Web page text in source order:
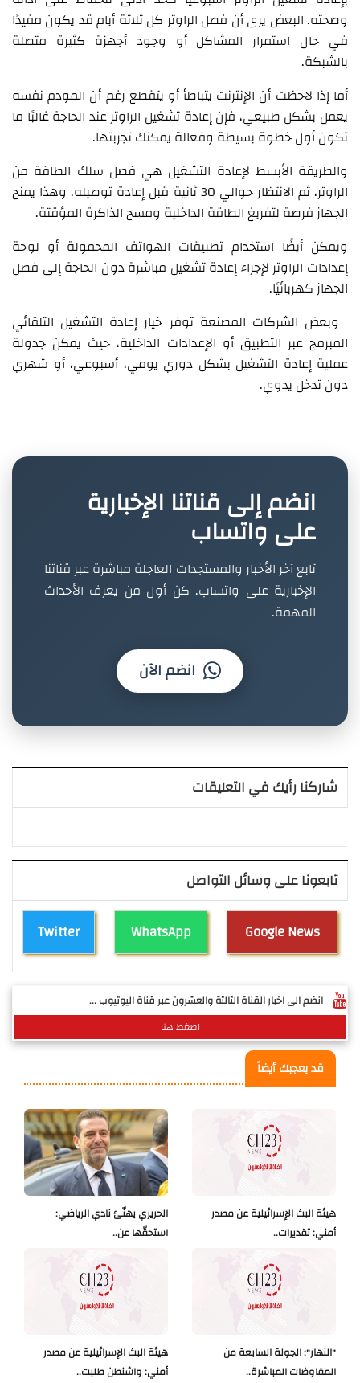
وصحته. البعض يرى أن فصل الراوتر كل ثلاثة أيام قد يكون مفيدًا
في حال استمرار المشاكل أو وجود أجهزة كثيرة متصلة
بالشبكة.
أما إذا لاحظت أن الإنترنت يتباطأ أو يتقطع رغم أن المودم نفسه
يعمل بشكل طبيعي، فإن إعادة تشغيل الراوتر عند الحاجة غالبًا ما
تكون أول خطوة بسيطة وفعالة يمكنك تجربتها.
والطريقة الأبسط لإعادة التشغيل هي فصل سلك الطاقة من
الراوتر، ثم الانتظار حوالي 30 ثانية قبل إعادة توصيله. وهذا يمنح
الجهاز فرصة لتفريغ الطاقة الداخلية ومسح الذاكرة المؤقتة.
ويمكن أيضًا استخدام تطبيقات الهواتف المحمولة أو لوحة
إعدادات الراوتر لإجراء إعادة تشغيل مباشرة دون الحاجة إلى فصل
الجهاز كهربائيًا.
وبعض الشركات المصنعة توفر خيار إعادة التشغيل التلقائي
المبرمج عبر التطبيق أو الإعدادات الداخلية، حيث يمكن جدولة
عملية إعادة التشغيل بشكل دوري يومي، أسبوعي، أو شهري
دون تدخل يدوي.
انضم إلى قناتنا الإخبارية
على واتساب
تابع آخر الأخبار والمستجدات العاجلة مباشرة عبر قناتنا
الإخبارية على واتساب. كن أول من يعرف الأحداث
المهمة.
انضم الآن
شاركنا رأيك في التعليقات
تابعونا على وسائل التواصل
Twitter WhatsApp Google News
انضم الى اخبار القناة الثالثة والعشرون عبر قناة اليوتيوب ...
اضغط هنا
قد يعجبك أيضاً
الحريري يهنّئ نادي الرياضي:
استحقّها عن..
هيئة البث الإسرائيلية عن مصدر
أمني: تقديرات..
هيئة البث الإسرائيلية عن مصدر
أمني: واشنطن طلبت..
"النهار": الجولة السابعة من
المفاوضات المباشرة..